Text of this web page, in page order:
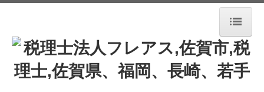
トップページ
事務所紹介